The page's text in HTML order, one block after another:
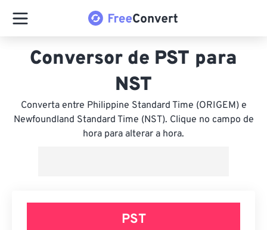
Conversor de PST para
NST
Converta entre Philippine Standard Time (ORIGEM) e
Newfoundland Standard Time (NST). Clique no campo de
hora para alterar a hora.
PST